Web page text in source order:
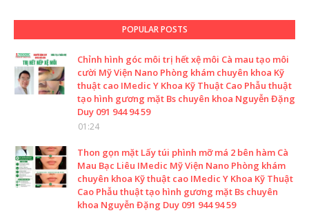
POPULAR POSTS
Chỉnh hình góc môi trị hết xệ môi Cà mau tạo môi
cười Mỹ Viện Nano Phòng khám chuyên khoa Kỹ
thuật cao IMedic Y Khoa Kỹ Thuật Cao Phẫu thuật
tạo hình gương mặt Bs chuyên khoa Nguyễn Đặng
Duy 091 944 94 59
01:24
Thon gọn mặt Lấy túi phình mỡ má 2 bên hàm Cà
Mau Bạc Liêu IMedic Mỹ Viện Nano Phòng khám
chuyên khoa Kỹ thuật cao IMedic Y Khoa Kỹ Thuật
Cao Phẫu thuật tạo hình gương mặt Bs chuyên
khoa Nguyễn Đặng Duy 091 944 94 59